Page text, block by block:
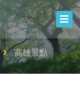
高雄景點